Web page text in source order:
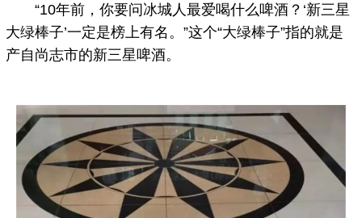
“10年前，你要问冰城人最爱喝什么啤酒？‘新三星
大绿棒子’一定是榜上有名。”这个“大绿棒子”指的就是
产自尚志市的新三星啤酒。